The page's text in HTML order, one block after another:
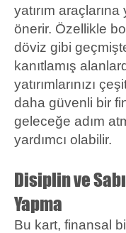
yatırım
önerir. Özellikle
döviz gibi
kanıtlamış
yatırımlarınızı
daha güvenli bir
geleceğe adım
yardımcı olabilir.
Disiplin ve
Yapma
Bu kart, finansal